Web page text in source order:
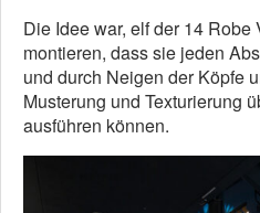
Die Idee war, elf der 14
montieren, dass sie jeden
und durch Neigen der Köpfe
Musterung und Texturierung
ausführen können.